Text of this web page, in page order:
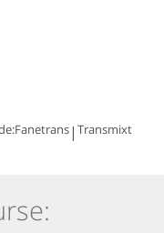
Fanetrans| Transmixt